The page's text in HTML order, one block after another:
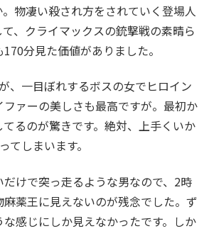
物凄い殺され方をされていく登場人
、クライマックスの銃撃戦の素晴ら
分見た価値がありました。
、一目ぼれするボスの女でヒロイン
ァーの美しさも最高ですが。最初か
るのが驚きです。絶対、上手くいか
てしまいます。
けで突っ走るような男なので、2時
麻薬王に見えないのが残念でした。ず
感じにしか見えなかったです。しか